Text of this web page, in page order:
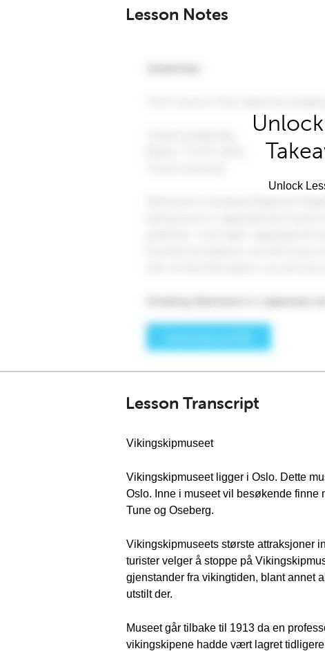
Lesson Notes
Unlock
Lesson Transcript
Vikingskipmuseet
Vikingskipmuseet ligger i Oslo. Dette
Oslo. Inne i museet vil besøkende finne
Tune og Oseberg.
Vikingskipmuseets største attraksjoner
turister velger å stoppe på
gjenstander fra vikingtiden, blant annet
utstilt der.
Museet går tilbake til 1913 da en
vikingskipene hadde vært lagret